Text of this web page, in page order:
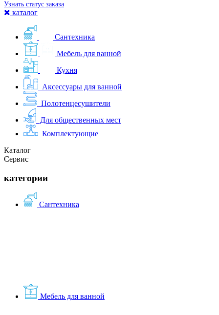
Узнать статус заказа
каталог
Сантехника
Мебель для ванной
Кухня
Аксессуары для ванной
Полотенцесушители
Для общественных мест
Комплектующие
Каталог
Сервис
категории
Сантехника
Мебель для ванной